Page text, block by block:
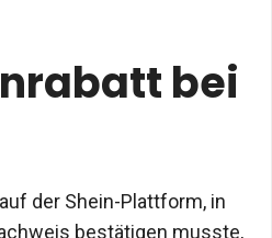
bei
der Shein-Plattform, in
bestätigen musste,